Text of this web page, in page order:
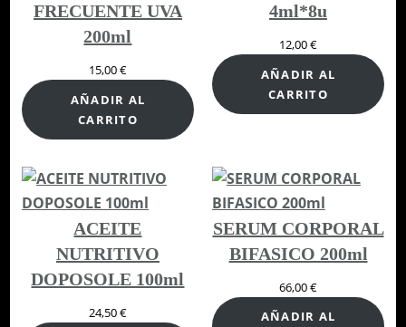
i
d
d
FRECUENTE UVA
200ml
15,00€
AÑADIR AL
CARRITO
4ml*8u
12,00€
AÑADIR AL
CARRITO
ACEITE
NUTRITIVO
DOPOSOLE 100ml
24,50€
SERUM CORPORAL
BIFASICO 200ml
66,00€
AÑADIR AL